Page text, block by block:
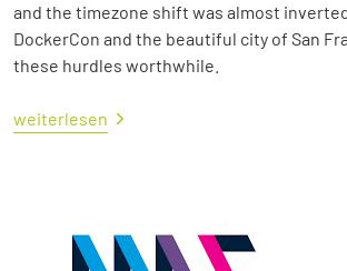
and the timezone shift was almost
DockerCon and the beautiful city of San
these hurdles worthwhile.
weiterlesen